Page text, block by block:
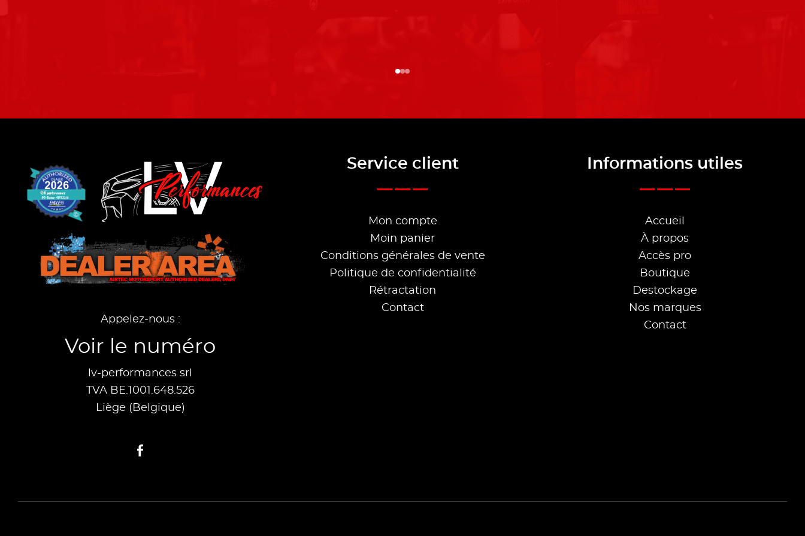
Service client
Mon compte
Moin panier
Conditions générales de vente
Politique de confidentialité
Rétractation
Contact
Informations utiles
Accueil
À propos
Accès pro
Boutique
Destockage
Nos marques
Contact
Appelez-nous :
Voir le numéro
lv-performances srl
TVA BE.1001.648.526
Liège (Belgique)